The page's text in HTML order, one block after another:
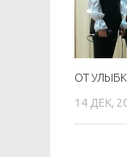
ОТ
14 ДЕК,